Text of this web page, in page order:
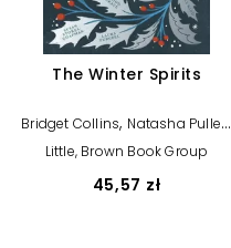
The Winter Spirits
Bridget Collins, Natasha Pulley,
Catriona Ward ,Stuart Turton
Imogen Hermes Gowar,Jess
Elizabeth Macneal
Andrew Michael Hurley
Little, Brown Book Group
45,57 zł